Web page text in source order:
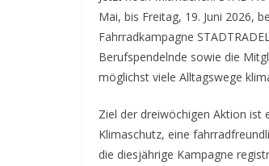
Mai, bis Freitag, 19. Juni 2026,
Fahrradkampagne
Berufspendelnde sowie die
möglichst viele Alltagswege
Ziel der dreiwöchigen Aktion ist
Klimaschutz, eine
die diesjährige Kampagne